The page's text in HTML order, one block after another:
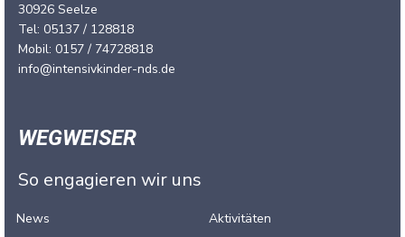
30926 Seelze
Tel: 05137 / 128818
Mobil: 0157 / 74728818
info@intensivkinder-nds.de
WEGWEISER
So engagieren wir uns
News
Aktivitäten